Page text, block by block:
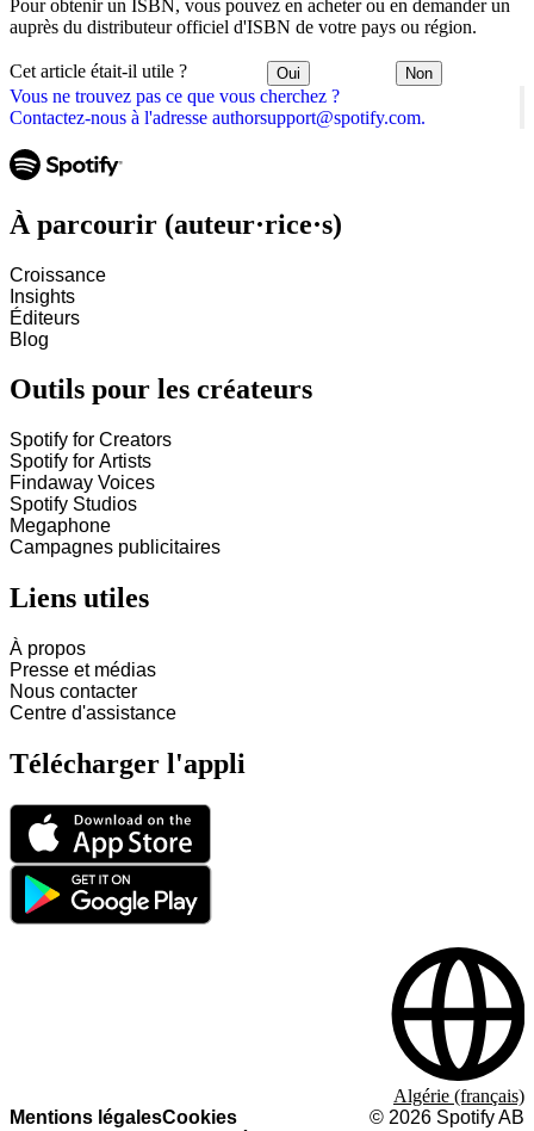
Vous ne trouvez pas ce que vous cherchez ?
Contactez-nous à l'adresse authorsupport@spotify.com.
Pour obtenir un ISBN, vous pouvez en acheter ou en demander un
auprès du distributeur officiel d'ISBN de votre pays ou région.
Cet article était-il utile ? Oui Non
À parcourir (auteur·rice·s)
Croissance
Insights
Éditeurs
Blog
Outils pour les créateurs
Spotify for Creators
Spotify for Artists
Findaway Voices
Spotify Studios
Megaphone
Campagnes publicitaires
Liens utiles
À propos
Presse et médias
Nous contacter
Centre d'assistance
Télécharger l'appli
Mentions légalesCookies
© 2026 Spotify AB
Algérie (français)